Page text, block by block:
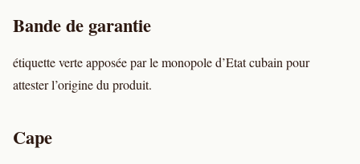
Bande de garantie
étiquette verte apposée par le monopole d’Etat cubain pour
attester l’origine du produit.
Cape